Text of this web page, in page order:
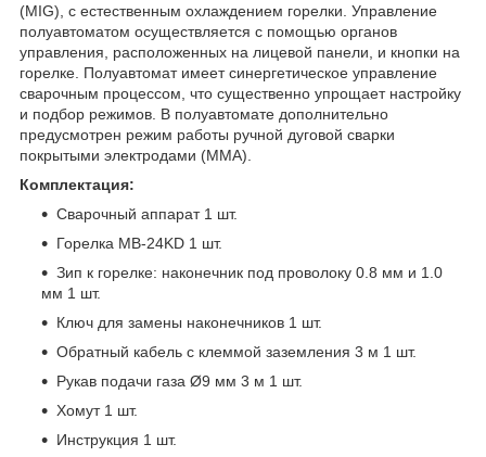
(MIG), с естественным охлаждением горелки. Управление
полуавтоматом осуществляется с помощью органов
управления, расположенных на лицевой панели, и кнопки на
горелке. Полуавтомат имеет синергетическое управление
сварочным процессом, что существенно упрощает настройку
и подбор режимов. В полуавтомате дополнительно
предусмотрен режим работы ручной дуговой сварки
покрытыми электродами (ММА).
Комплектация:
Сварочный аппарат 1 шт.
Горелка MB-24KD 1 шт.
Зип к горелке: наконечник под проволоку 0.8 мм и 1.0
мм 1 шт.
Ключ для замены наконечников 1 шт.
Обратный кабель с клеммой заземления 3 м 1 шт.
Рукав подачи газа Ø9 мм 3 м 1 шт.
Хомут 1 шт.
Инструкция 1 шт.